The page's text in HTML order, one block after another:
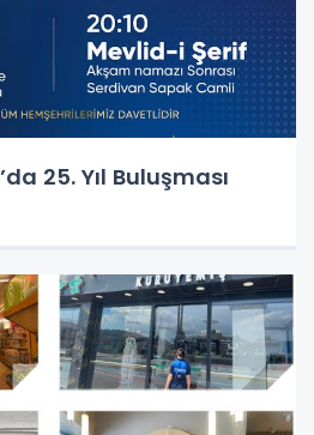
25. Yıl Buluşması